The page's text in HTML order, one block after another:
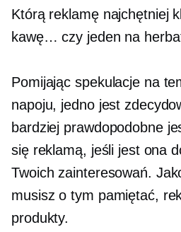
Którą reklamę najchętniej
kawę… czy jeden na
Pomijając spekulacje na
napoju, jedno jest
bardziej prawdopodobne
się reklamą, jeśli jest ona
Twoich zainteresowań.
musisz o tym pamiętać,
produkty.